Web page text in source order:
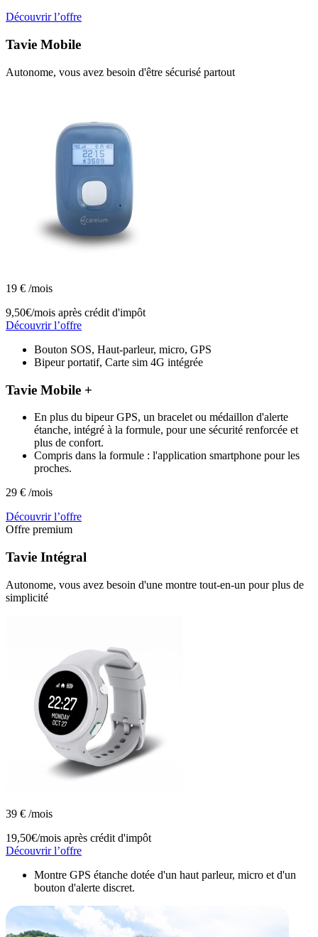
Découvrir l’offre
Tavie Mobile
Autonome, vous avez besoin d'être sécurisé partout
19 € /mois
9,50€/mois après crédit d'impôt
Découvrir l’offre
Bouton SOS, Haut-parleur, micro, GPS
Bipeur portatif, Carte sim 4G intégrée
Tavie Mobile +
En plus du bipeur GPS, un bracelet ou médaillon d'alerte
étanche, intégré à la formule, pour une sécurité renforcée et
plus de confort.
Compris dans la formule : l'application smartphone pour les
proches.
29 € /mois
Découvrir l’offre
Offre premium
Tavie Intégral
Autonome, vous avez besoin d'une montre tout-en-un pour plus de
simplicité
39 € /mois
19,50€/mois après crédit d'impôt
Découvrir l’offre
Montre GPS étanche dotée d'un haut parleur, micro et d'un
bouton d'alerte discret.